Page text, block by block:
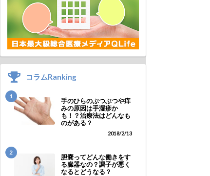
コラムRanking
1
手のひらのぶつぶつや痒
みの原因は手湿疹か
も！？治療法はどんなも
のがある？
2018/2/13
2
胆嚢ってどんな働きをす
る臓器なの？調子が悪く
なるとどうなる？